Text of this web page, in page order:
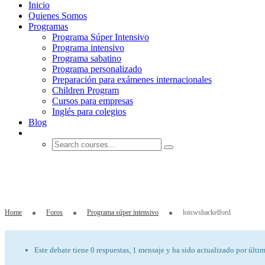
Inicio
Quienes Somos
Programas
Programa Súper Intensivo
Programa intensivo
Programa sabatino
Programa personalizado
Preparación para exámenes internacionales
Children Program
Cursos para empresas
Inglés para colegios
Blog
Home Foros Programa súper intensivo loiswshackelford
Este debate tiene 0 respuestas, 1 mensaje y ha sido actualizado por